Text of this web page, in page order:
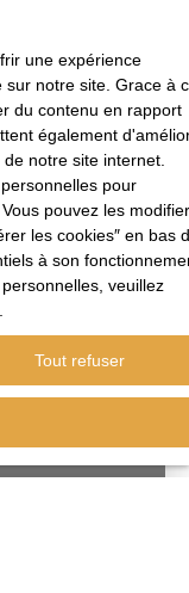
Créer une alerte
Très rare
une expérience
notre site. Grace à
du contenu en rapport
également
notre site internet.
pour
pouvez les
les cookies″ en bas
à son
veuillez
Tout refuser